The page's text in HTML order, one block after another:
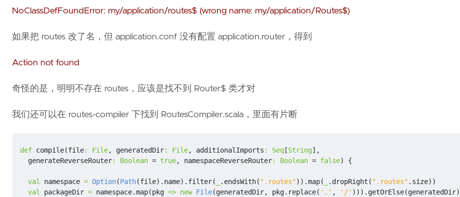
NoClassDefFoundError: my/application/routes$ (wrong name: my/application/Routes$)
如果把 routes 改了名，但 application.conf 没有配置 application.router，得到
Action not found
奇怪的是，明明不存在 routes，应该是找不到 Router$ 类才对
我们还可以在 routes-compiler 下找到 RoutesCompiler.scala，里面有片断
def compile(file: File, generatedDir: File, additionalImports : Seq [String],
generateReverseRouter: Boolean = true, namespaceReverseRouter: Boolean = false) {
val namespace = Option(Path(file). name). filter( . endsWith( ".routes")).map( . dropRight ( ".routes" . size))
val
packageDir = namespace.map(pkg => new File(generatedDir, pkg. replace( '.' , '/' ))). getOrElse(generatedDir)